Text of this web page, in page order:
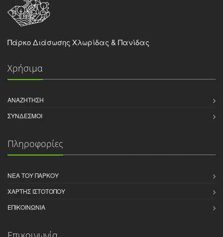
Πάρκο Διάσωσης Χλωρίδας & Πανίδας
Χρήσιμα
ΑΝΑΖΉΤΗΣΗ
ΣΎΝΔΕΣΜΟΙ
Πληροφορίες
ΝΈΑ ΤΟΥ ΠΆΡΚΟΥ
ΧΆΡΤΗΣ ΙΣΤΌΤΟΠΟΥ
ΕΠΙΚΟΙΝΩΝΊΑ